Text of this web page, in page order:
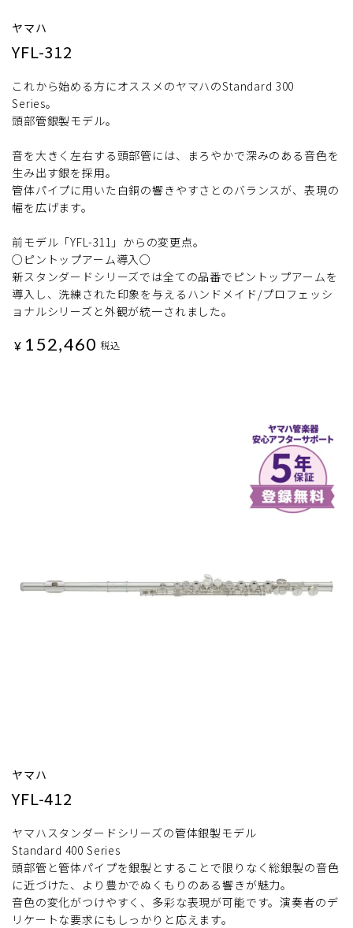
ヤマハ
YFL-312
これから始める方にオススメのヤマハのStandard 300
Series。
頭部管銀製モデル。
音を大きく左右する頭部管には、まろやかで深みのある音色を
生み出す銀を採用。
管体パイプに用いた白銅の響きやすさとのバランスが、表現の
幅を広げます。
前モデル「YFL-311」からの変更点。
○ピントップアーム導入○
新スタンダードシリーズでは全ての品番でピントップアームを
導入し、洗練された印象を与えるハンドメイド/プロフェッシ
ョナルシリーズと外観が統一されました。
¥ 152,460 税込
ヤマハ
YFL-412
ヤマハスタンダードシリーズの管体銀製モデル
Standard 400 Series
頭部管と管体パイプを銀製とすることで限りなく総銀製の音色
に近づけた、より豊かでぬくもりのある響きが魅力。
音色の変化がつけやすく、多彩な表現が可能です。演奏者のデ
リケートな要求にもしっかりと応えます。